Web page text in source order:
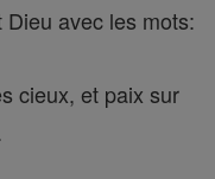
avec les mots:
cieux, et paix sur